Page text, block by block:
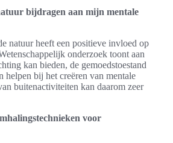
bijdragen aan mijn mentale
natuur heeft een positieve invloed op
onderzoek toont aan
kan bieden, de gemoedstoestand
helpen bij het creëren van mentale
buitenactiviteiten kan daarom zeer
voor